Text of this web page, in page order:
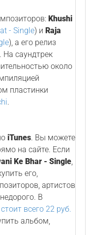
Khushi
- Single) и Raja
), а его релиз
На саундтрек
около
пластинки
.
iTunes. Вы можете
на сайте. Если
Ke Bhar - Single,
его,
артистов
В
стоит всего 22 руб.
альбом,